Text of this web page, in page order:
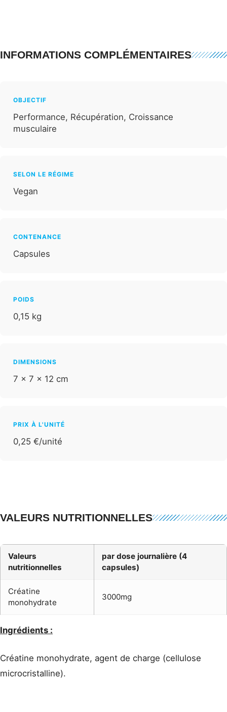
INFORMATIONS COMPLÉMENTAIRES
OBJECTIF
Performance, Récupération, Croissance
musculaire
SELON LE RÉGIME
Vegan
CONTENANCE
Capsules
POIDS
0,15 kg
DIMENSIONS
7 × 7 × 12 cm
PRIX À L'UNITÉ
0,25 €/unité
VALEURS NUTRITIONNELLES
Valeurs
nutritionnelles
par dose journalière (4
capsules)
Créatine
monohydrate
3000mg
Ingrédients :
Créatine monohydrate, agent de charge (cellulose
microcristalline).